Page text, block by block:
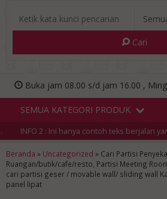
Cari
Buka jam 08.00 s/d jam 16.00 ,
SEMUA KATEGORI PRODUK
INFO 2 : Ini hanya contoh teks berjalan
Beranda » Uncategorized » Cari Partisi
Ruangan/butik/cafe/resto, Partisi Meeting
cari partisi geser / movable wall/ sliding wall
panel lipat